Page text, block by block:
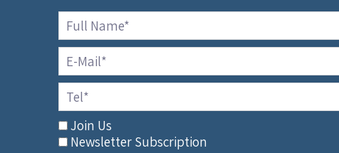
Join Us
Newsletter Subscription